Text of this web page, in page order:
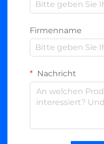
Firmenname
Nachricht